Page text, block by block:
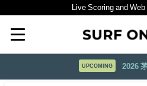
Live Scoring and
UPCOMING 2026